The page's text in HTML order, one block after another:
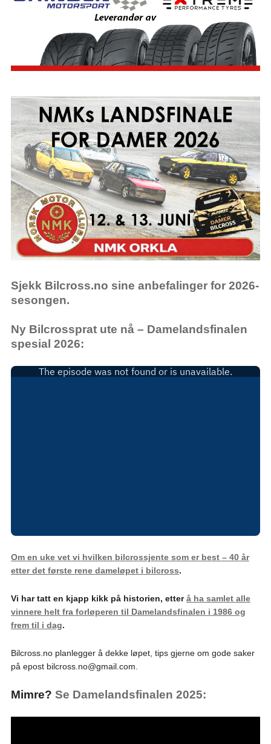
Sjekk Bilcross.no sine anbefalinger for 2026-
sesongen.
Ny Bilcrossprat ute nå – Damelandsfinalen
spesial 2026:
Om en uke vet vi hvilken bilcrossjente som er best – 40 år
etter det første rene dameløpet i bilcross.
Vi har tatt en kjapp kikk på historien, etterå ha samlet alle
vinnere helt fra forløperen til Damelandsfinalen i 1986 og
frem til i dag.
Bilcross.no planlegger å dekke løpet, tips gjerne om gode saker
på epost bilcross.no@gmail.com.
Mimre? Se Damelandsfinalen 2025: